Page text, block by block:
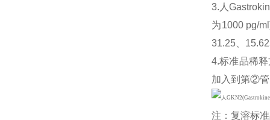
3.人
为1000 pg/
31.25、
4.标准品稀
加入到第②
注：复溶标